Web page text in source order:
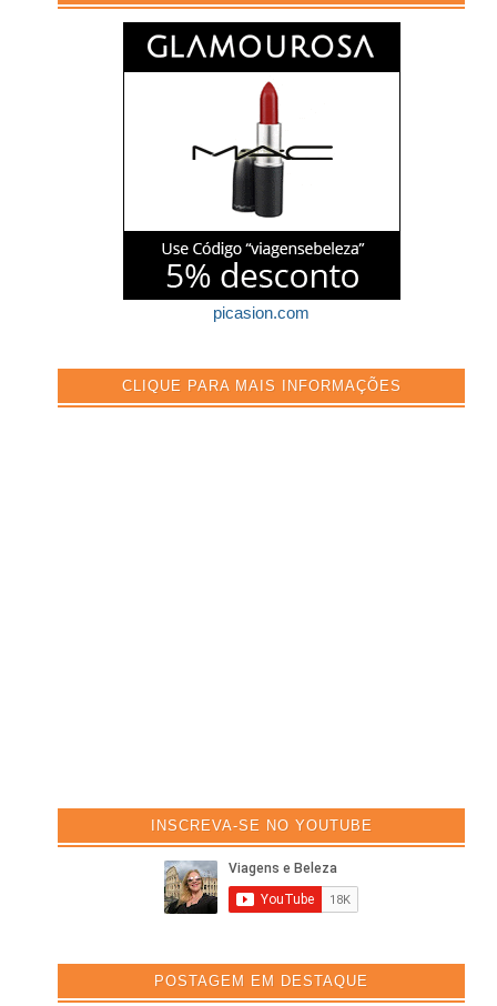
picasion.com
CLIQUE PARA MAIS INFORMAÇÕES
INSCREVA-SE NO YOUTUBE
POSTAGEM EM DESTAQUE